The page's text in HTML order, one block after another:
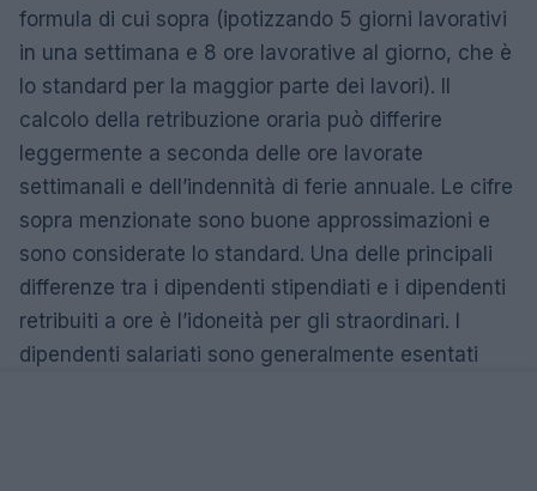
formula di cui sopra (ipotizzando 5 giorni lavorativi
in ​​una settimana e 8 ore lavorative al giorno, che è
lo standard per la maggior parte dei lavori). Il
calcolo della retribuzione oraria può differire
leggermente a seconda delle ore lavorate
settimanali e dell’indennità di ferie annuale. Le cifre
sopra menzionate sono buone approssimazioni e
sono considerate lo standard. Una delle principali
differenze tra i dipendenti stipendiati e i dipendenti
retribuiti a ore è l’idoneità per gli straordinari. I
dipendenti salariati sono generalmente esentati